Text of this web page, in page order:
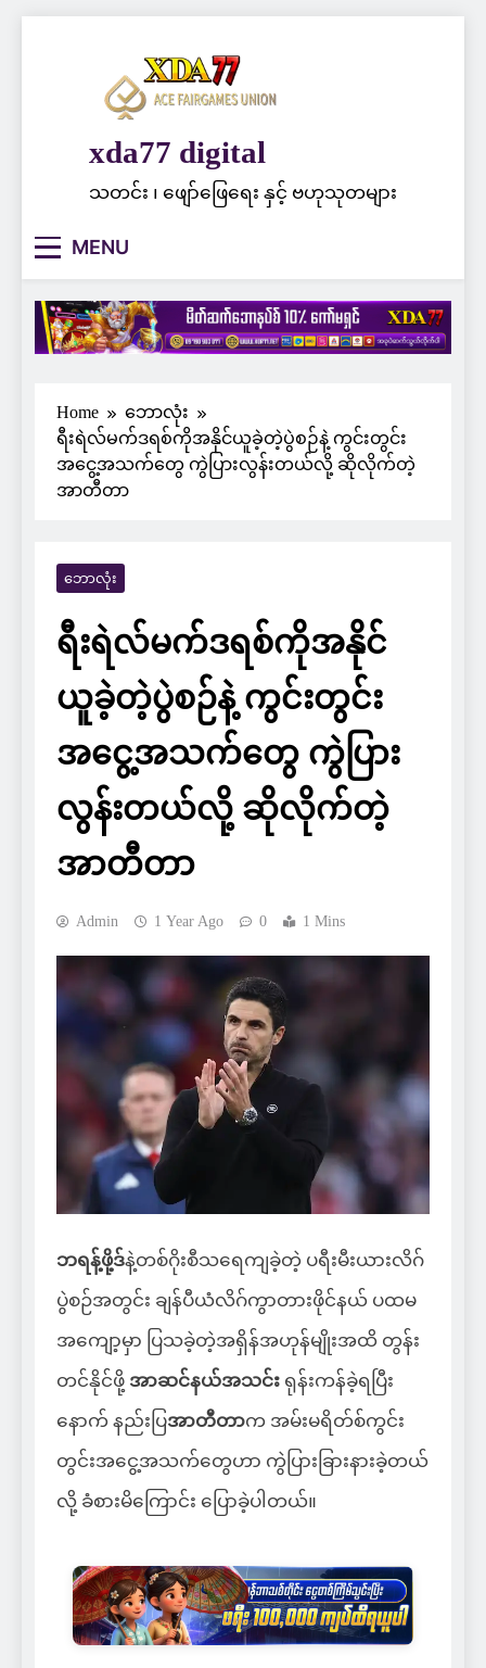
xda77 digital
သတင်း ၊ ဖျော်ဖြေရေး နှင့် ဗဟုသုတများ
MENU
Home
ဘောလုံး
ရီးရဲလ်မက်ဒရစ်ကိုအနိုင်ယူခဲ့တဲ့ပွဲစဉ်နဲ့ ကွင်းတွင်း
အငွေ့အသက်တွေ ကွဲပြားလွန်းတယ်လို့ ဆိုလိုက်တဲ့
အာတီတာ
ဘောလုံး
ရီးရဲလ်မက်ဒရစ်ကိုအနိုင်
ယူခဲ့တဲ့ပွဲစဉ်နဲ့ ကွင်းတွင်း
အငွေ့အသက်တွေ ကွဲပြား
လွန်းတယ်လို့ ဆိုလိုက်တဲ့
အာတီတာ
Admin 1 Year Ago 0 1 Mins
ဘရန့်ဖို့ဒ်နဲ့တစ်ဂိုးစီသရေကျခဲ့တဲ့ ပရီးမီးယားလိဂ်
ပွဲစဉ်အတွင်း ချန်ပီယံလိဂ်ကွာတားဖိုင်နယ် ပထမ
အကျော့မှာ ပြသခဲ့တဲ့အရှိန်အဟုန်မျိုးအထိ တွန်း
တင်နိုင်ဖို့ အာဆင်နယ်အသင်း ရုန်းကန်ခဲ့ရပြီး
နောက် နည်းပြအာတီတာက အမ်းမရိတ်စ်ကွင်း
တွင်းအငွေ့အသက်တွေဟာ ကွဲပြားခြားနားခဲ့တယ်
လို့ ခံစားမိကြောင်း ပြောခဲ့ပါတယ်။